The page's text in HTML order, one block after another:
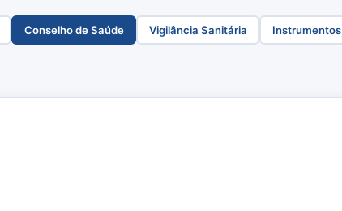
Conselho de Saúde Vigilância Sanitária